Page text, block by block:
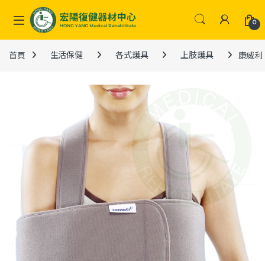
Skip to navigation
Skip to content
0
首頁 生活保健 各式護具 上肢護具 康威